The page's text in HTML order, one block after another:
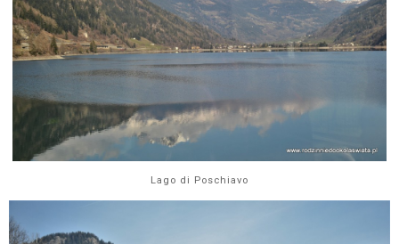
Lago di Poschiavo